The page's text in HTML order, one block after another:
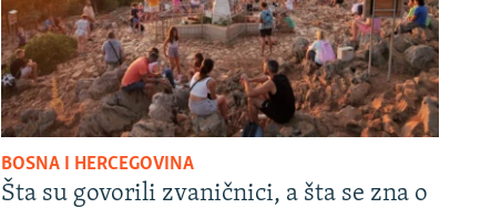
BOSNA I HERCEGOVINA
Šta su govorili zvaničnici, a šta se zna o